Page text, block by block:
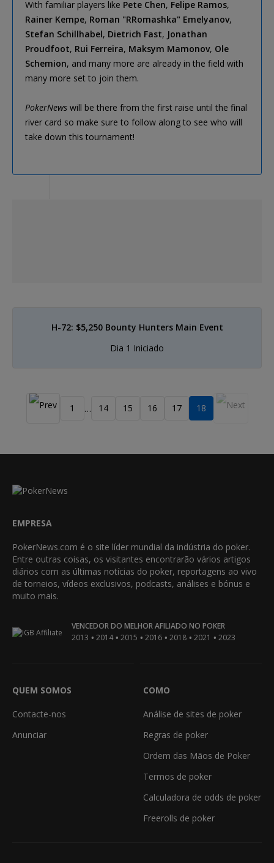
With familiar players like Pete Chen, Felipe Ramos,
Rainer Kempe, Roman "RRomashka" Emelyanov,
Stefan Schillhabel, Dietrich Fast, Jonathan
Proudfoot, Rui Ferreira, Maksym Mamonov, Ole
Schemion, and many more are already in the field with
many more set to join them.
PokerNews will be there from the first raise until the final
river card so make sure to follow along to see who will
take down this tournament!
H-72: $5,250 Bounty Hunters Main Event
Dia 1 Iniciado
1 … 14 15 16 17 18
EMPRESA
PokerNews.com é o site líder mundial da indústria do poker.
Entre outras coisas, os visitantes encontrarão vários artigos
diários com as últimas notícias do poker, reportagens ao vivo
de torneios, vídeos exclusivos, podcasts, análises e bónus e
muito mais.
VENCEDOR DO MELHOR AFILIADO NO POKER
2013 • 2014 • 2015 • 2016 • 2018 • 2021 • 2023
QUEM SOMOS
Contacte-nos
Anunciar
COMO
Análise de sites de poker
Regras de poker
Ordem das Mãos de Poker
Termos de poker
Calculadora de odds de poker
Freerolls de poker